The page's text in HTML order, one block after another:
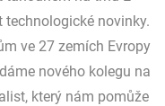
technologické novinky.
ve 27 zemích Evropy
nového kolegu na
který nám pomůže